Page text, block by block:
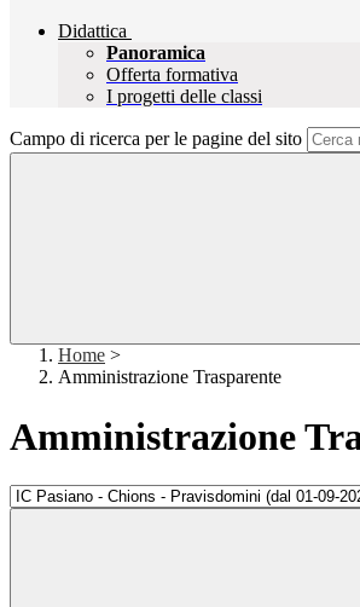
Didattica
Panoramica
Offerta formativa
I progetti delle classi
Campo di ricerca per le pagine del sito
Home >
Amministrazione Trasparente
Amministrazione